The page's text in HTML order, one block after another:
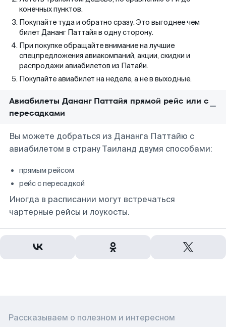
конечных пунктов.
Покупайте туда и обратно сразу. Это выгоднее чем
билет Дананг Паттайя в одну сторону.
При покупке обращайте внимание на лучшие
спецпредложения авиакомпаний, акции, скидки и
распродажи авиабилетов из Патайи.
Покупайте авиабилет на неделе, а не в выходные.
Авиабилеты Дананг Паттайя прямой рейс или с
пересадками
Вы можете добраться из Дананга Паттайю с
авиабилетом в страну Таиланд двумя способами:
прямым рейсом
рейс с пересадкой
Иногда в расписании могут встречаться
чартерные рейсы и лоукосты.
Рассказываем о полезном и интересном